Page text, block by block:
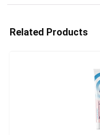
Related Products